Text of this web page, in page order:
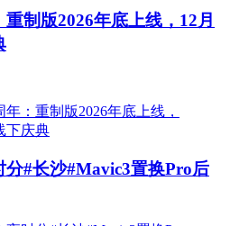
制版2026年底上线，12月
分#长沙#Mavic3置换Pro后